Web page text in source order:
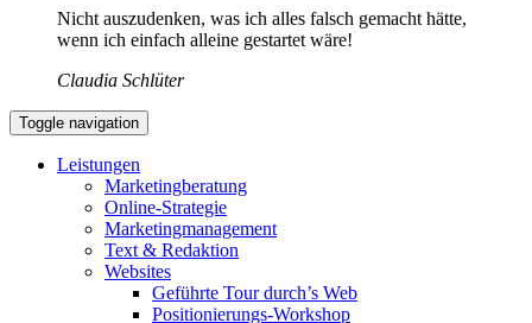
Nicht auszudenken, was ich alles falsch gemacht hätte,
wenn ich einfach alleine gestartet wäre!
Claudia Schlüter
Toggle navigation
Leistungen
Marketingberatung
Online-Strategie
Marketingmanagement
Text & Redaktion
Websites
Geführte Tour durch’s Web
Positionierungs-Workshop